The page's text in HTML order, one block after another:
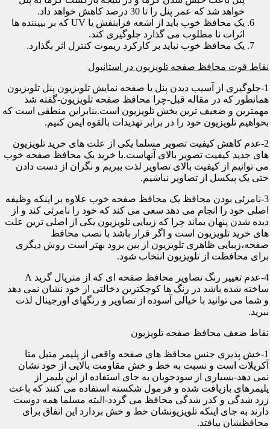
خواهد شد که عمر پنل را تا 30 درصد کاهش خواهد داد.
یک محافظ خوب باید از اشعه فرابنفش یا UV که بر بییننده ها
اثرات نا مطلوب می گذارد جلوگیری کند.
یک محافظ خوب نباید بر کارکرد ریموت کنترل اثر بگذارد.
نقاط قوت محافظ صفحه تلویزیون در استانبول
1-جلوگیری از آسیب دیدن پنل یا صفحه نمایش تلویزیون پنل تلویزیون
همانطور که در مقاله قبل-چرا محافظ صفحه تلویزیون-گفته شد
مهمترین و ضعیف ترین بخش تلویزیون است.بنابراین منطقی است که
بخواهیم تلویزیون خود را در برابر تهدیدات بالقوه ایمن کنیم.
2-عدم کاهش کیفیت تصویر مسلما یکی از علت های خرید تلویزیون
های جدید کیفیت تصویر بالای آنهاست.با خرید یک محافظ صفحه خوب
می توانیم از کیفیت بالای تصاویر لذت ببریم و نگران از دست دادن
حتی یک پیکسل از تصاویر نباشیم.
3-نامرئی بودن محافظ یک محافظ صفحه خوب علاوه بر اینکه وظیفه
اصلی خود را انجام می دهد سعی می کند که خود را نامرئی کند و از
دیده شدن پنهان بماند چرا که زیبایی تلویزیون یکی از اصلی ترین علت
های خرید تلویزیون است و اگر قرار باشد با نصب محافظ
صفحه،زیبایی ظاهری تلویزیون از بین برود بهتر است روش دیگری
برای محافظت از تلویزیون انتخاب شود.
4-عدم تغییر رنگ تصاویر محافظ صفحه ای که از متریال گرید A
ساخته شده باشد در رنگ ها کوچکترین دخالتی از خود نشان نمی دهد
و شما می توانید با خیالی آسوده از تصاویر و رنگهای اورجینال لذت
ببرید.
نقاط ضعف محافظ صفحه تلویزیون
1-خش پذیری جنس محافظ های صفحه واقعی از پلیمر متیل متا
آکریلات است و نسبت به خط و خش مقاومت بالایی از خود نشان
نمی دهد-بسیاری از سودجویان به جای استفاده از این پلیمر از
پلیمرهای بازیافت شده و فرمول شکسته استفاده می کنند که باعث
زرد شدگی و کدر شدگی محافظ می گردد-البته مسلما همه دوست
دارند به جای اینکه تلویزیونشان خط و خش بردارد این اتفاق برای
محافظشان بیافتد.